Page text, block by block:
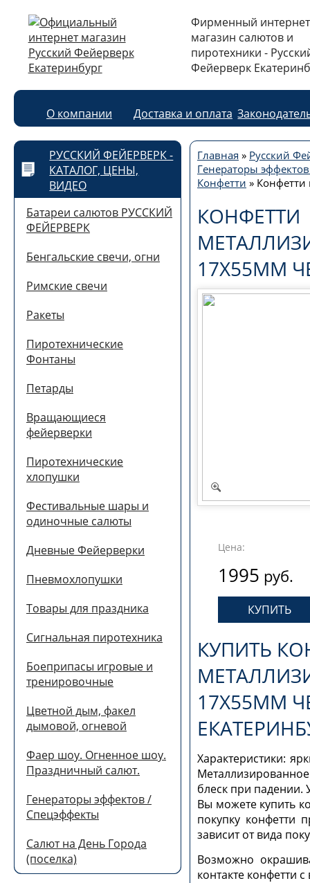
Фирменный интернет
магазин салютов и
пиротехники -
Фейерверк
О компании Доставка и оплата
РУССКИЙ ФЕЙЕРВЕРК -
КАТАЛОГ, ЦЕНЫ,
ВИДЕО
Батареи салютов РУССКИЙ
ФЕЙЕРВЕРК
Бенгальские свечи, огни
Римские свечи
Ракеты
Пиротехнические
Фонтаны
Петарды
Вращающиеся
фейерверки
Пиротехнические
хлопушки
Фестивальные шары и
одиночные салюты
Дневные Фейерверки
Пневмохлопушки
Товары для праздника
Сигнальная пиротехника
Боеприпасы игровые и
тренировочные
Цветной дым, факел
дымовой, огневой
Фаер шоу. Огненное шоу.
Праздничный салют.
Генераторы эффектов /
Спецэффекты
Салют на День Города
(поселка)
Главная » Русский
Генераторы
Конфетти »
КОНФЕТТИ
17Х55ММ
Цена:
1995 руб.
КУПИТЬ
17Х55ММ
Характеристики:
блеск при падении.
Вы можете купить
покупку конфетти
зависит от вида
Возможно
контакте конфетти